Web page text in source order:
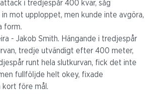
i tredjespår 400 kvar, såg
mot upploppet, men kunde inte avgöra,
form.
- Jakob Smith. Hängande i tredjespår
tredje utvändigt efter 400 meter,
runt hela slutkurvan, fick det inte
fullföljde helt okey, fixade
före mål.